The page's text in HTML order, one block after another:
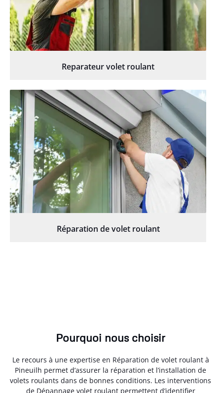
Reparateur volet roulant
Réparation de volet roulant
Pourquoi nous choisir
Le recours à une expertise en Réparation de volet roulant à
Pineuilh permet d’assurer la réparation et l’installation de
volets roulants dans de bonnes conditions. Les interventions
de Dépannage volet roulant permettent d’identifier